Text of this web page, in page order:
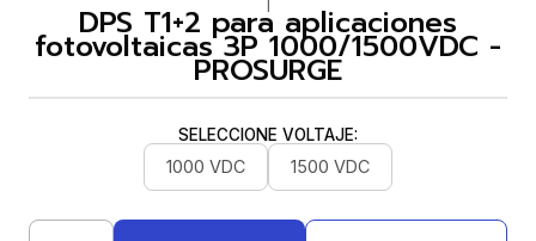
DPS T1+2 para aplicaciones
fotovoltaicas 3P 1000/1500VDC -
PROSURGE
SELECCIONE VOLTAJE:
1000 VDC 1500 VDC